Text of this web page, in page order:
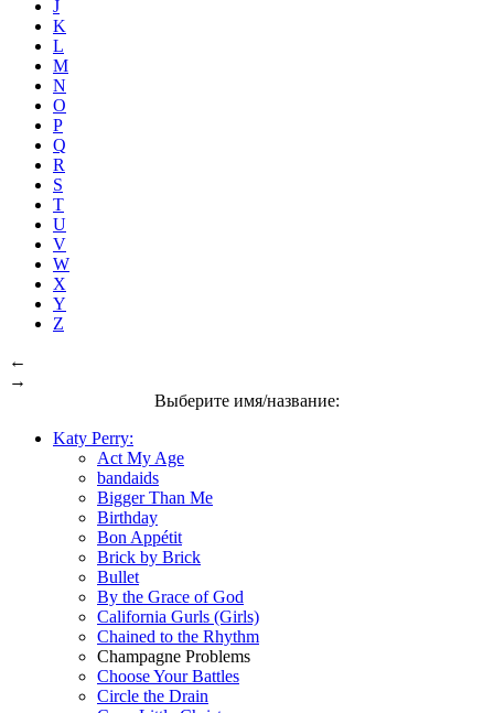
J
K
L
M
N
O
P
Q
R
S
T
U
V
W
X
Y
Z
←
→
Выберите имя/название:
Katy Perry:
Act My Age
bandaids
Bigger Than Me
Birthday
Bon Appétit
Brick by Brick
Bullet
By the Grace of God
California Gurls (Girls)
Chained to the Rhythm
Champagne Problems
Choose Your Battles
Circle the Drain